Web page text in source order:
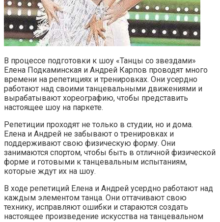
В процессе подготовки к шоу «Танцы со звездами»
Елена Подкаминская и Андрей Карпов проводят много
времени на репетициях и тренировках. Они усердно
работают над своими танцевальными движениями и
вырабатывают хореографию, чтобы представить
настоящее шоу на паркете.
Репетиции проходят не только в студии, но и дома.
Елена и Андрей не забывают о тренировках и
поддерживают свою физическую форму. Они
занимаются спортом, чтобы быть в отличной физической
форме и готовыми к танцевальным испытаниям,
которые ждут их на шоу.
В ходе репетиций Елена и Андрей усердно работают над
каждым элементом танца. Они оттачивают свою
технику, исправляют ошибки и стараются создать
настоящее произведение искусства на танцевальном